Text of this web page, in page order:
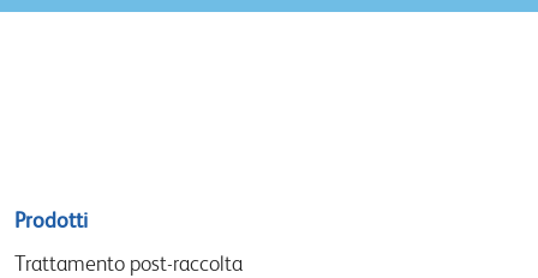
Sitemap
menu
Prodotti
Trattamento post-raccolta